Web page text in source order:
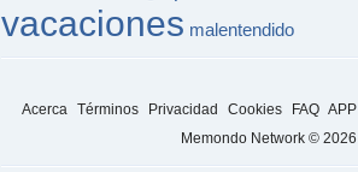
vacaciones malentendido
Acerca Términos Privacidad Cookies FAQ APP
Memondo Network © 2026